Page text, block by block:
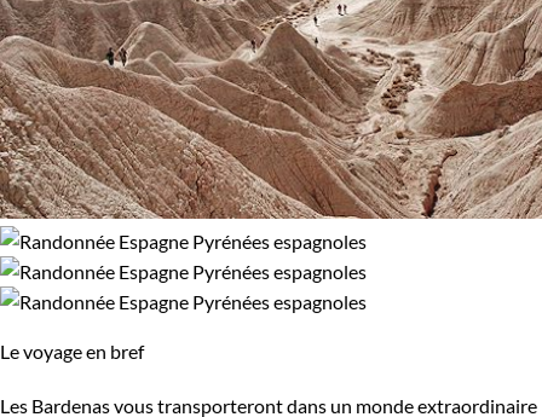
Le voyage en bref
Les Bardenas vous transporteront dans un monde extraordinaire